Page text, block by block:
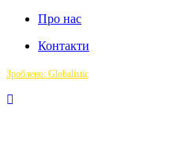
Про нас
Контакти
Зроблено: Globalistic